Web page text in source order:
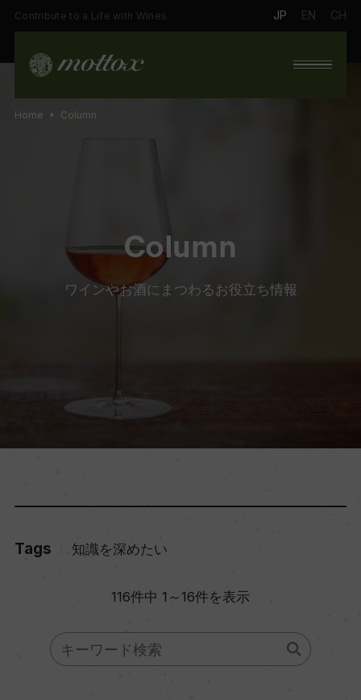
Contribute to a Life with Wines. JP EN CH
Column
ワインやお酒にまつわるお役立ち情報
Home Column
Tags 知識を深めたい
116件中 1～16件を表示